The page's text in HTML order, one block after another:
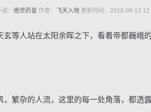
： 绝世药皇 作者： 飞天入地更新时间：2018-09-13
人站在太阳余晖之下，看着帝都巍峨的
杂的人流，这里的每一处角落，都透露